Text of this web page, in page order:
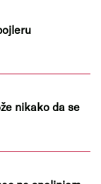
nikako da se